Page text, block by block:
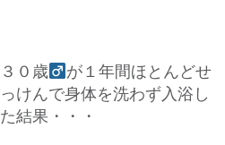
３０歳
が１年間ほとんどせ
っけんで身体を洗わず入浴し
た結果・・・